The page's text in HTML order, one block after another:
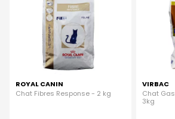
ROYAL CANIN
Chat Fibres Response - 2 kg
VIRBAC
Chat
3kg